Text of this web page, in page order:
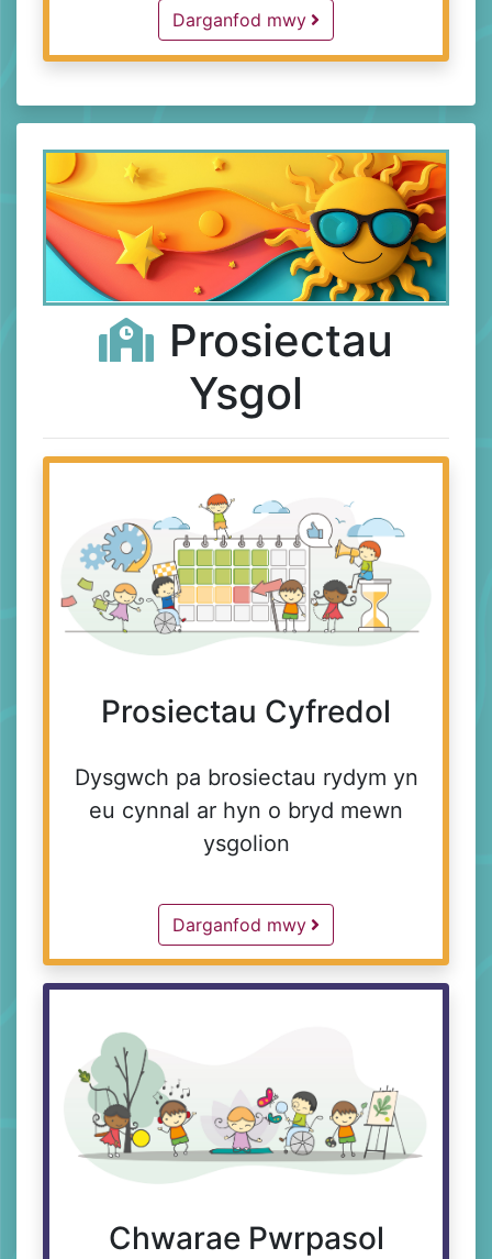
Free Groups and Activities -
Darganfod mwy
Prosiectau
Ysgol
Prosiectau Cyfredol
Dysgwch pa brosiectau rydym yn
eu cynnal ar hyn o bryd mewn
ysgolion
About Us -
Darganfod mwy
Chwarae Pwrpasol